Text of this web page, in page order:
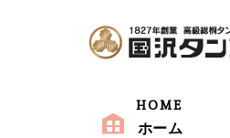
ホーム
HOME